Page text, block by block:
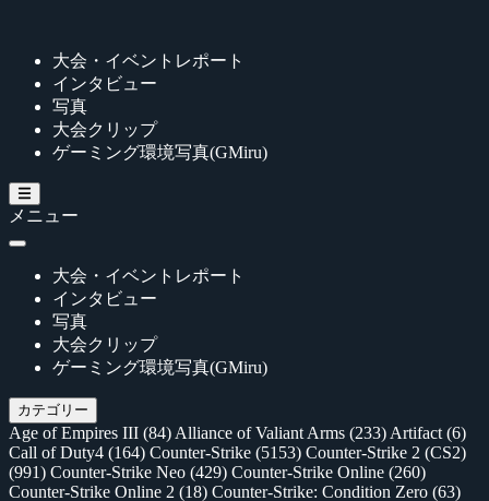
大会・イベントレポート
インタビュー
写真
大会クリップ
ゲーミング環境写真(GMiru)
メニュー
大会・イベントレポート
インタビュー
写真
大会クリップ
ゲーミング環境写真(GMiru)
カテゴリー
Age of Empires III (84) Alliance of Valiant Arms (233) Artifact (6)
Call of Duty4 (164) Counter-Strike (5153) Counter-Strike 2 (CS2)
(991) Counter-Strike Neo (429) Counter-Strike Online (260)
Counter-Strike Online 2 (18) Counter-Strike: Condition Zero (63)